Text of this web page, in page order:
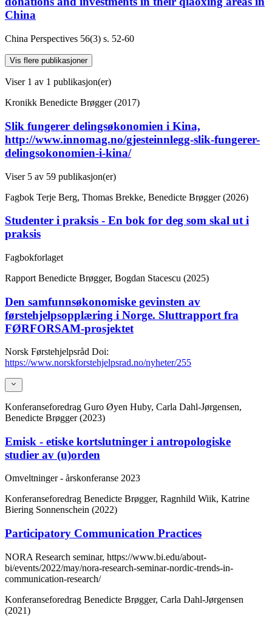
China
China Perspectives 56(3) s. 52-60
Vis flere publikasjoner
Viser 1 av 1 publikasjon(er)
Kronikk Benedicte Brøgger (2017)
Slik fungerer delingsøkonomien i Kina,
http://www.innomag.no/gjesteinnlegg-slik-fungerer-
delingsokonomien-i-kina/
Viser 5 av 59 publikasjon(er)
Fagbok Terje Berg, Thomas Brekke, Benedicte Brøgger (2026)
Studenter i praksis - En bok for deg som skal ut i
praksis
Fagbokforlaget
Rapport Benedicte Brøgger, Bogdan Stacescu (2025)
Den samfunnsøkonomiske gevinsten av
førstehjelpsopplæring i Norge. Sluttrapport fra
FØRFORSAM-prosjektet
Norsk Førstehjelpsråd Doi:
https://www.norskforstehjelpsrad.no/nyheter/255
Konferanseforedrag Guro Øyen Huby, Carla Dahl-Jørgensen,
Benedicte Brøgger (2023)
Emisk - etiske kortslutninger i antropologiske
studier av (u)orden
Omveltninger - årskonferanse 2023
Konferanseforedrag Benedicte Brøgger, Ragnhild Wiik, Katrine
Biering Sonnenschein (2022)
Participatory Communication Practices
NORA Research seminar, https://www.bi.edu/about-
bi/events/2022/may/nora-research-seminar-nordic-trends-in-
communication-research/
Konferanseforedrag Benedicte Brøgger, Carla Dahl-Jørgensen
(2021)